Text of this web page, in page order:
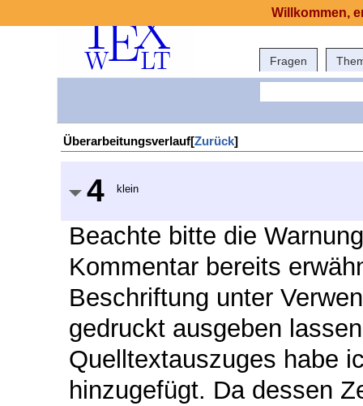
Fragen
Überarbeitungsverlauf[Zurück]
4 klein
Beachte bitte die
Kommentar bereits
Beschriftung unter
gedruckt ausgeben
Quelltextauszuges habe
hinzugefügt. Da dessen
Willkommen,